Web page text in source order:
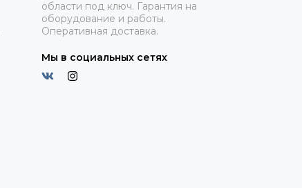
области под ключ. Гарантия на
оборудование и работы.
Оперативная доставка.
Мы в социальных сетях